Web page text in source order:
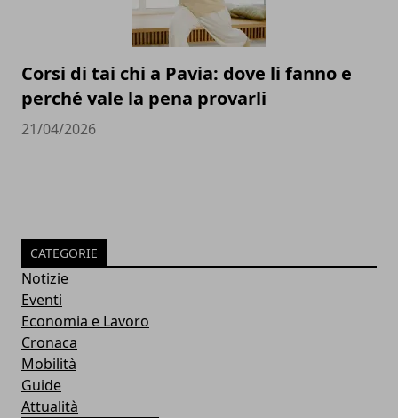
Corsi di tai chi a Pavia: dove li fanno e
perché vale la pena provarli
21/04/2026
CATEGORIE
Notizie
Eventi
Economia e Lavoro
Cronaca
Mobilità
Guide
Attualità